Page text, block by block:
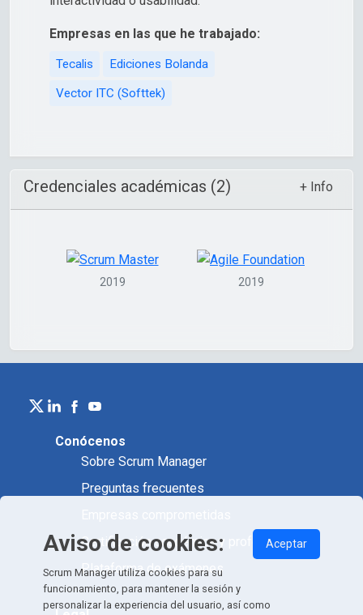
Empresas en las que he trabajado:
Tecalis
Ediciones Bolanda
Vector ITC (Softtek)
Credenciales académicas (2) + Info
2019 2019
Conócenos
Sobre Scrum Manager
Preguntas frecuentes
Certificación académica y profesional
Plataforma de exámenes
Aviso de cookies:
Scrum Manager utiliza cookies para su
funcionamiento, para mantener la sesión y
personalizar la experiencia del usuario, así como
Aceptar